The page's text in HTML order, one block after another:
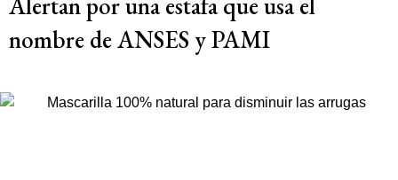
nombre de ANSES y PAMI